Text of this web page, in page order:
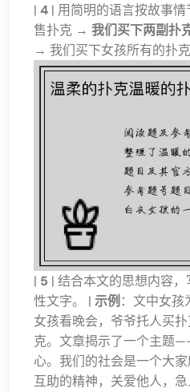
| 4 | 用简明的语言按故事
售扑克 → 我们买下两副扑
→ 我们买下女孩所有的扑
| 5 | 结合本文的思想内容
性文字。 | 示例 ：文中女孩
女孩看晚会，爷爷托人买
克。文章揭示了一个主题
心。我们的社会是一个大
互助的精神，关爱他人，